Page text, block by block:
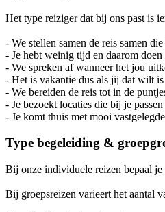
Het type reiziger dat bij ons past is
- We stellen samen de reis samen
- Je hebt weinig tijd en daarom
- We spreken af wanneer het jou
- Het is vakantie dus als jij dat wilt
- We bereiden de reis tot in de
- Je bezoekt locaties die bij je
- Je komt thuis met mooi
Type begeleiding &
Bij onze individuele reizen bepaal
Bij groepsreizen varieert het aantal